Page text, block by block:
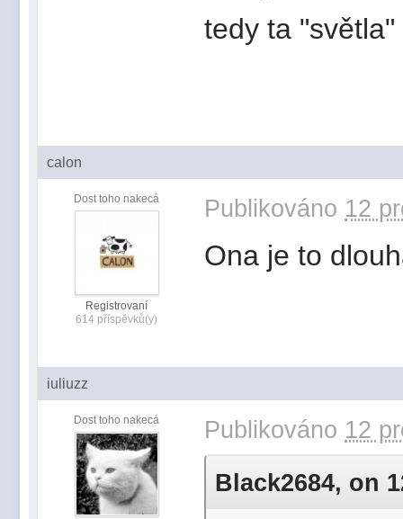
tedy ta
calon
Dost toho nakecá
Registrovaní
614 příspěvků(y)
Publikováno 12
Ona je to
iuliuzz
Dost toho nakecá Publikováno 12
Black2684, on